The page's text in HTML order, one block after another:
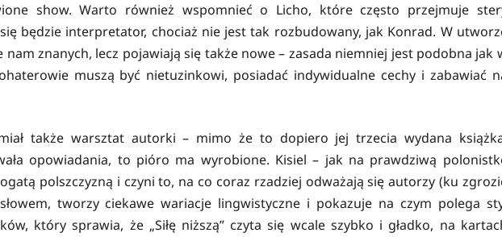
show. Warto również wspomnieć o Licho, które często przejmuje
będzie interpretator, chociaż nie jest tak rozbudowany, jak Konrad. W
znanych, lecz pojawiają się także nowe – zasada niemniej jest podobna jak
muszą być nietuzinkowi, posiadać indywidualne cechy i zabawiać
także warsztat autorki – mimo że to dopiero jej trzecia wydana
opowiadania, to pióro ma wyrobione. Kisiel – jak na prawdziwą
polszczyzną i czyni to, na co coraz rzadziej odważają się autorzy (ku
tworzy ciekawe wariacje lingwistyczne i pokazuje na czym polega
który sprawia, że „Siłę niższą” czyta się wcale szybko i gładko, na